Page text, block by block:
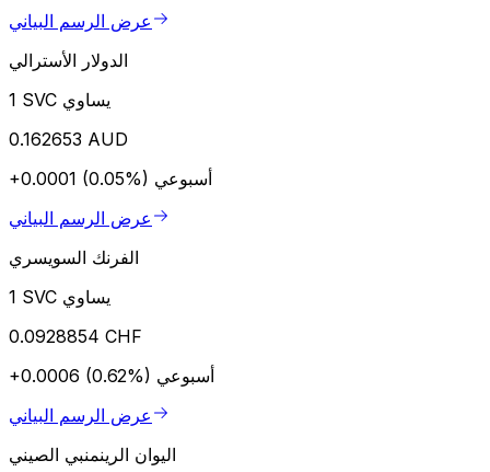
عرض الرسم البياني
الدولار الأسترالي
1 SVC يساوي
0.162653 AUD
+0.0001 (0.05%) أسبوعي
عرض الرسم البياني
الفرنك السويسري
1 SVC يساوي
0.0928854 CHF
+0.0006 (0.62%) أسبوعي
عرض الرسم البياني
اليوان الرينمنبي الصيني